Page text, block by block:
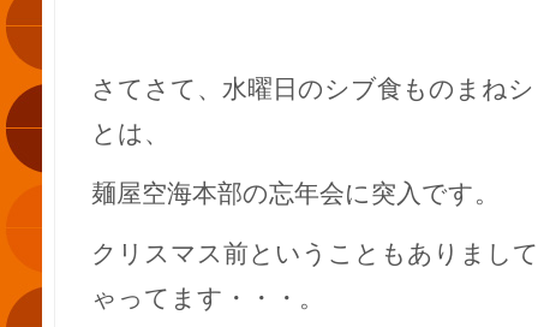
さてさて、水曜日のシブ食ものまね
とは、
麺屋空海本部の忘年会に突入です。
クリスマス前ということもありまし
ゃってます・・・。